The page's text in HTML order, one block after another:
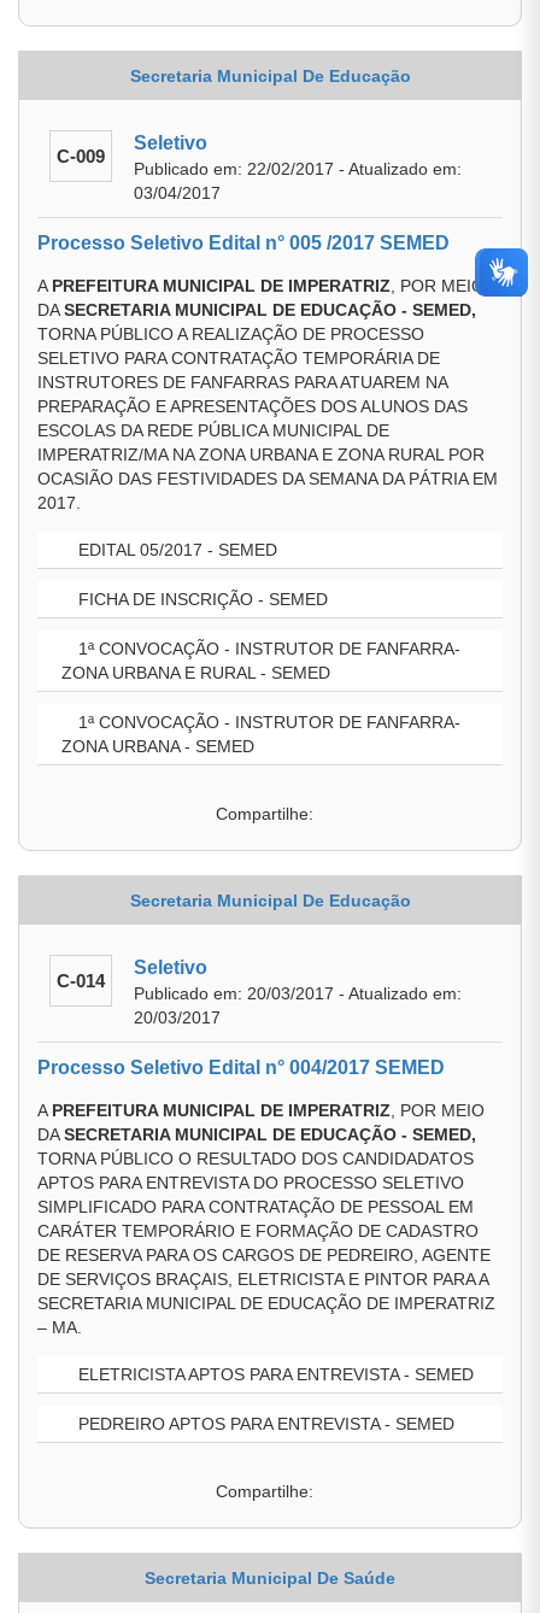
Secretaria Municipal De Educação
C-009
Seletivo
Publicado em: 22/02/2017 - Atualizado em:
03/04/2017
Processo Seletivo Edital n° 005 /2017 SEMED
A PREFEITURA MUNICIPAL DE IMPERATRIZ , POR MEIO
DASECRETARIA MUNICIPAL DE EDUCAÇÃO - SEMED,
TORNA PÚBLICO A REALIZAÇÃO DE PROCESSO
SELETIVO PARA CONTRATAÇÃO TEMPORÁRIA DE
INSTRUTORES DE FANFARRAS PARA ATUAREM NA
PREPARAÇÃO E APRESENTAÇÕES DOS ALUNOS DAS
ESCOLAS DA REDE PÚBLICA MUNICIPAL DE
IMPERATRIZ/MA NA ZONA URBANA E ZONA RURAL POR
OCASIÃO DAS FESTIVIDADES DA SEMANA DA PÁTRIA EM
2017.
EDITAL 05/2017 - SEMED
FICHA DE INSCRIÇÃO - SEMED
1ª CONVOCAÇÃO - INSTRUTOR DE FANFARRA-
ZONA URBANA E RURAL - SEMED
1ª CONVOCAÇÃO - INSTRUTOR DE FANFARRA-
ZONA URBANA - SEMED
Compartilhe:
Secretaria Municipal De Educação
C-014
Seletivo
Publicado em: 20/03/2017 - Atualizado em:
20/03/2017
Processo Seletivo Edital n° 004/2017 SEMED
A PREFEITURA MUNICIPAL DE IMPERATRIZ , POR MEIO
DASECRETARIA MUNICIPAL DE EDUCAÇÃO - SEMED,
TORNA PÚBLICO O RESULTADO DOS CANDIDADATOS
APTOS PARA ENTREVISTA DO PROCESSO SELETIVO
SIMPLIFICADO PARA CONTRATAÇÃO DE PESSOAL EM
CARÁTER TEMPORÁRIO E FORMAÇÃO DE CADASTRO
DE RESERVA PARA OS CARGOS DE PEDREIRO, AGENTE
DE SERVIÇOS BRAÇAIS, ELETRICISTA E PINTOR PARA A
SECRETARIA MUNICIPAL DE EDUCAÇÃO DE IMPERATRIZ
– MA.
ELETRICISTA APTOS PARA ENTREVISTA - SEMED
PEDREIRO APTOS PARA ENTREVISTA - SEMED
Compartilhe:
Secretaria Municipal De Saúde